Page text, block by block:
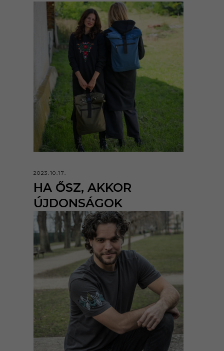
2023.10.17.
HA ŐSZ, AKKOR
ÚJDONSÁGOK